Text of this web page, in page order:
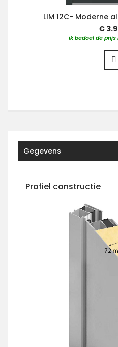
LIM 12C- Moderne
€
ik bedoel de
Gegevens